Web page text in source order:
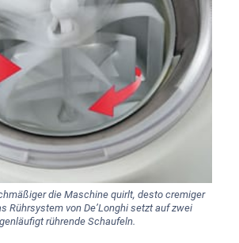
die Maschine quirlt, desto cremiger
Rührsystem von De’Longhi setzt auf zwei
rührende Schaufeln.